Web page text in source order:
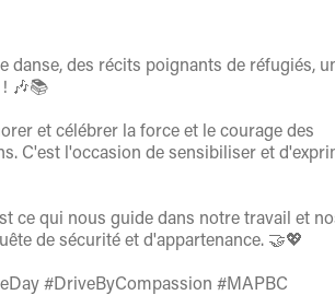
des récits poignants de réfugiés,
🎶📚
et célébrer la force et le courage des
C'est l'occasion de sensibiliser et
ce qui nous guide dans notre travail et
de sécurité et d'appartenance. 🤝💖
#DriveByCompassion #MAPBC